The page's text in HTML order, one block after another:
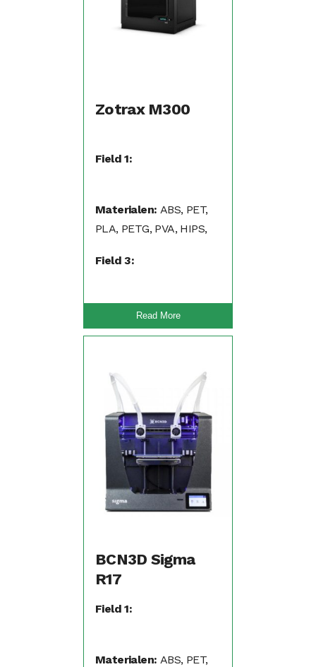
Zotrax M300
Field 1:
Materialen: ABS, PET,
PLA, PETG, PVA, HIPS,
TPU)
Field 3:
Read More
BCN3D Sigma
R17
Field 1:
Materialen: ABS, PET,